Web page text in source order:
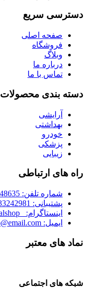
دسترسی سریع
صفحه اصلی
فروشگاه
وبلاگ
درباره ما
تماس با ما
دسته بندی محصولات
آرایشی
بهداشتی
خودرو
پزشکی
زیبایی
راه های ارتباطی
شماره تلفن: 09101948635
پشتیبانی: 08733242981
اینستاگرام: _gicalshop@
ایمیل: Gicalshop@email.com
نماد های معتبر
شبکه های اجتماعی